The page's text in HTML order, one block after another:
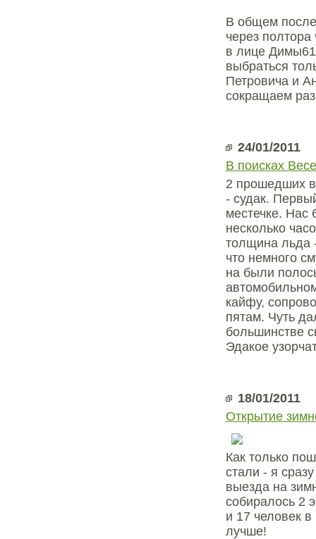
В общем
через
в лице
выбраться
Петровича и
сокращаем
24/01/2011
В поисках
2 прошедших
- судак.
местечке. Нас
несколько
толщина льда
что немного
на были
кайфу,
пятам. Чуть
большинстве
Эдакое
18/01/2011
Открытие
Как только
стали - я
выезда на
собиралось 2
и 17 человек
лучше!